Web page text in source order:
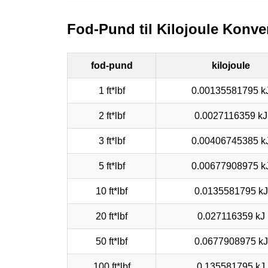
Fod-Pund til Kilojoule
fod-pund kilojoule
1 ft*lbf 0.00135581795
2 ft*lbf 0.0027116359 kJ
3 ft*lbf 0.00406745385
5 ft*lbf 0.00677908975
10 ft*lbf 0.0135581795 kJ
20 ft*lbf 0.027116359 kJ
50 ft*lbf 0.0677908975 kJ